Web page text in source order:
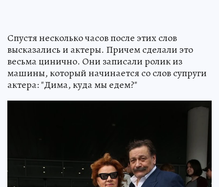
Спустя несколько часов после этих слов
высказались и актеры. Причем сделали это
весьма цинично. Они записали ролик из
машины, который начинается со слов супруги
актера: "Дима, куда мы едем?"